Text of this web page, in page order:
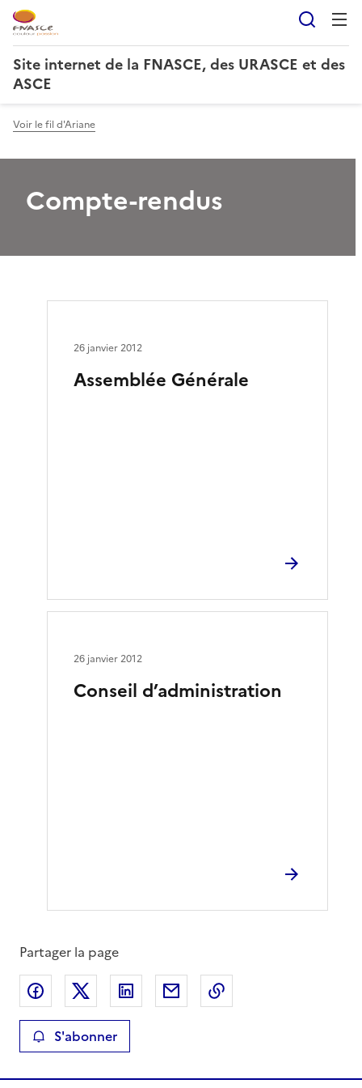
Site internet de la FNASCE, des URASCE et des
ASCE
Voir le fil d'Ariane
Compte-rendus
Assemblée Générale
26 janvier 2012
Conseil d’administration
26 janvier 2012
Partager la page
Partager sur Facebook
Partager sur XPartager sur LinkedIn
Partager par email
S'abonner